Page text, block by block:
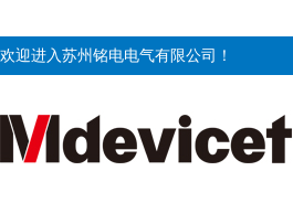
欢迎进入苏州铭电电气有限公司！